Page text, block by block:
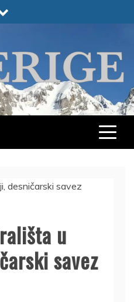
u
savez